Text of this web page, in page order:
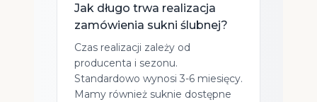
Jak długo trwa realizacja
zamówienia sukni ślubnej?
Czas realizacji zależy od
producenta i sezonu.
Standardowo wynosi 3-6 miesięcy.
Mamy również suknie dostępne